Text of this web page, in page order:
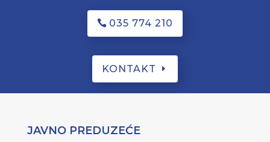
035 774 210
KONTAKT
JAVNO PREDUZEĆE